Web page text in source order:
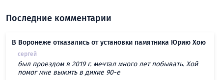
Последние комментарии
В Воронеже отказались от установки памятника Юрию Хою
сергей
был проездом в 2019 г. мечтал много лет побывать. Хой
помог мне выжить в дикие 90-е